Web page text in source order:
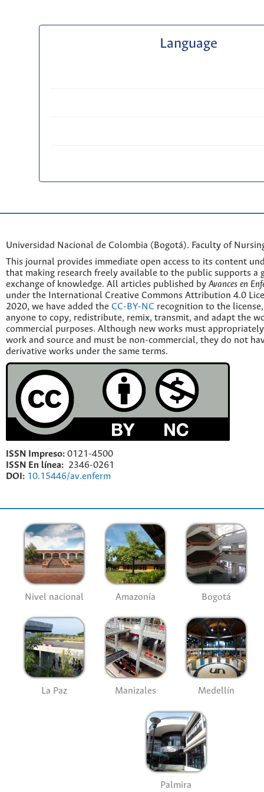
Language
Universidad Nacional de Colombia (Bogotá). Faculty of
This journal provides immediate open access to its content
that making research freely available to the public supports a
exchange of knowledge. All articles published by Avances en
under the International Creative Commons Attribution 4.0
2020, we have added the CC-BY-NC recognition to the
anyone to copy, redistribute, remix, transmit, and adapt the
commercial purposes. Although new works must
work and source and must be non-commercial, they do not
derivative works under the same terms.
ISSN Impreso: 0121-4500
ISSN En línea: 2346-0261
DOI: 10.15446/av.enferm
Nivel nacional Amazonía Bogotá
La Paz Manizales Medellín
Palmira